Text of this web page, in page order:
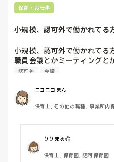
保育・お仕事
小規模、認可外で働かれてる
小規模、認可外で働かれてる
職員会議とかミーティングと
そこではどんなことを話され
認可外 会議
ニコニコまん
保育士, その他の職種, 事業所内
りりまる◎
保育士, 保育園, 認可保育園